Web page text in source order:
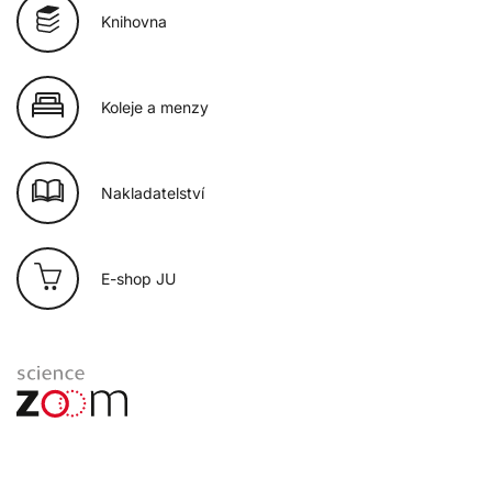
Knihovna
Koleje a menzy
Nakladatelství
E-shop JU